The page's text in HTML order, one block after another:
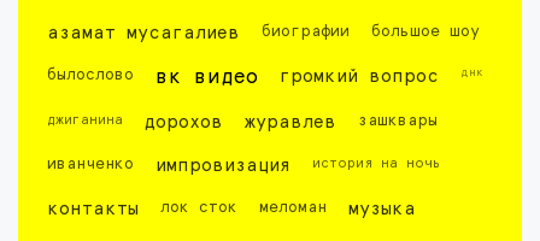
азамат мусагалиев биографии большое шоу
былослово вк видео громкий вопрос днк
джиганина дорохов журавлев зашквары
иванченко импровизация история на ночь
контакты лок сток меломан музыка